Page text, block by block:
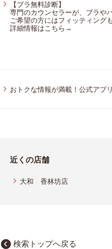
【ブラ無料診断】
専門のカウンセラーが、ブラや
ご希望の方にはフィッティング
詳細情報はこちら→
おトクな情報が満載！公式アプ
近くの店舗
大和 香林坊店
検索トップへ戻る